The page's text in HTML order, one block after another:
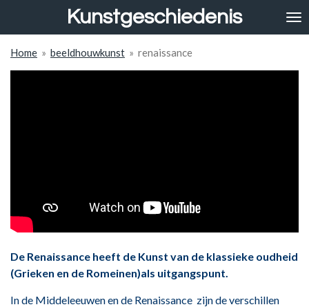
de
hoofdinhoud
Kunstgeschiedenis
Home » beeldhouwkunst » renaissance
De Renaissance heeft de Kunst van de klassieke oudheid
(Grieken en de Romeinen)als uitgangspunt.
In de Middeleeuwen en de Renaissance zijn de verschillen